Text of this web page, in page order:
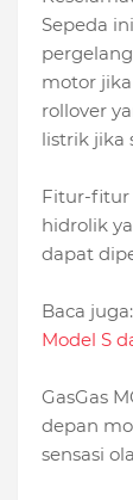
Sepeda
motor
rollover
listrik jika
Fitur-fitur
hidrolik
dapat
Baca juga:
Model S
GasGas
depan
sensasi